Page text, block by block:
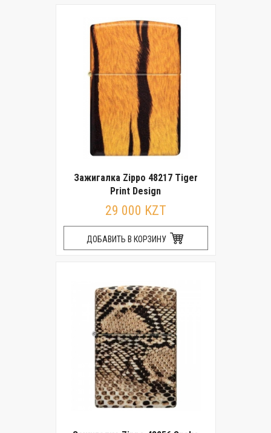
Зажигалка Zippo 48217 Tiger
Print Design
29 000 KZT
ДОБАВИТЬ В КОРЗИНУ